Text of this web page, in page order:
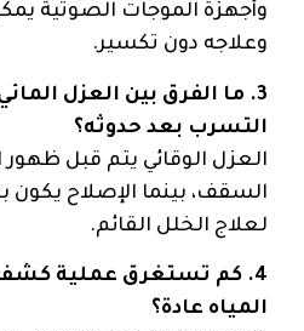
وأجهزة الموجات الصوتية
وعلاجه دون تكسير.
3. ما الفرق بين العزل
التسرب بعد حدوثه؟
العزل الوقائي يتم قبل
السقف، بينما الإصلاح
لعلاج الخلل القائم.
4. كم تستغرق عملية
المياه عادة؟